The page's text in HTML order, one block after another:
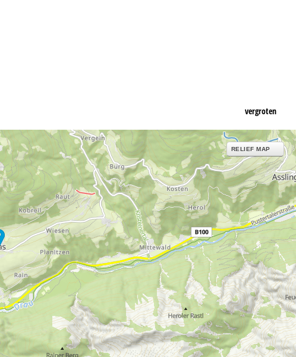
vergroten
RELIEF MAP